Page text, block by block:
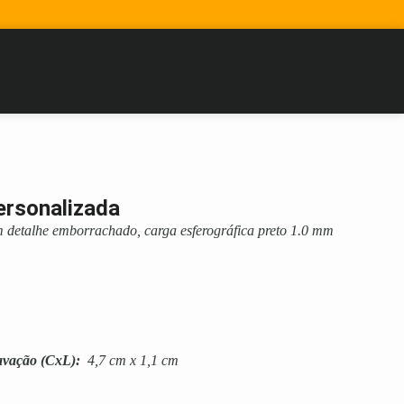
detalhe emborrachado, carga esferográfica preto 1.0 mm
(CxL): 4,7 cm x 1,1 cm